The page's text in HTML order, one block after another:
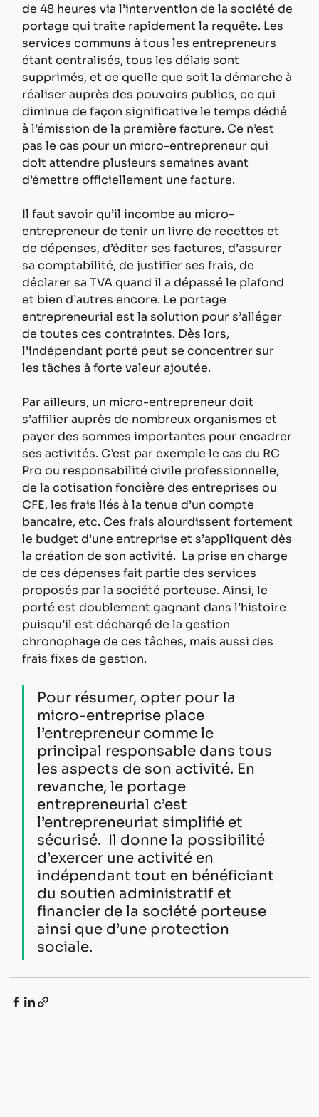
de 48 heures via l’intervention de la société de
portage qui traite rapidement la requête. Les
services communs à tous les entrepreneurs
étant centralisés, tous les délais sont
supprimés, et ce quelle que soit la démarche à
réaliser auprès des pouvoirs publics, ce qui
diminue de façon significative le temps dédié
à l’émission de la première facture. Ce n’est
pas le cas pour un micro-entrepreneur qui
doit attendre plusieurs semaines avant
d’émettre officiellement une facture.
Il faut savoir qu’il incombe au micro-
entrepreneur de tenir un livre de recettes et
de dépenses, d’éditer ses factures, d’assurer
sa comptabilité, de justifier ses frais, de
déclarer sa TVA quand il a dépassé le plafond
et bien d’autres encore. Le portage
entrepreneurial est la solution pour s’alléger
de toutes ces contraintes. Dès lors,
l’indépendant porté peut se concentrer sur
les tâches à forte valeur ajoutée.
Par ailleurs, un micro-entrepreneur doit
s’affilier auprès de nombreux organismes et
payer des sommes importantes pour encadrer
ses activités. C’est par exemple le cas du RC
Pro ou responsabilité civile professionnelle,
de la cotisation foncière des entreprises ou
CFE, les frais liés à la tenue d’un compte
bancaire, etc. Ces frais alourdissent fortement
le budget d’une entreprise et s’appliquent dès
la création de son activité.  La prise en charge
de ces dépenses fait partie des services
proposés par la société porteuse. Ainsi, le
porté est doublement gagnant dans l’histoire
puisqu’il est déchargé de la gestion
chronophage de ces tâches, mais aussi des
frais fixes de gestion.
Pour résumer, opter pour la
micro-entreprise place
l’entrepreneur comme le
principal responsable dans tous
les aspects de son activité. En
revanche, le portage
entrepreneurial c’est
l’entrepreneuriat simplifié et
sécurisé.  Il donne la possibilité
d’exercer une activité en
indépendant tout en bénéficiant
du soutien administratif et
financier de la société porteuse
ainsi que d’une protection
sociale.